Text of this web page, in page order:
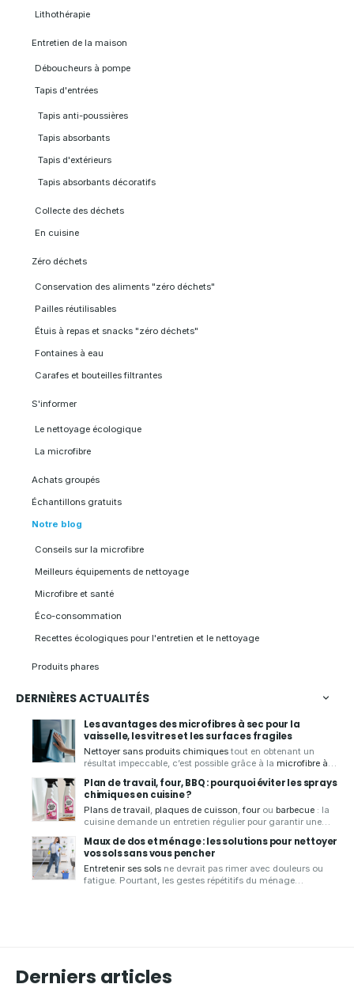
Lithothérapie
Entretien de la maison
Déboucheurs à pompe
Tapis d'entrées
Tapis anti-poussières
Tapis absorbants
Tapis d'extérieurs
Tapis absorbants décoratifs
Collecte des déchets
En cuisine
Zéro déchets
Conservation des aliments "zéro déchets"
Pailles réutilisables
Étuis à repas et snacks "zéro déchets"
Fontaines à eau
Carafes et bouteilles filtrantes
S'informer
Le nettoyage écologique
La microfibre
Achats groupés
Échantillons gratuits
Notre blog
Conseils sur la microfibre
Meilleurs équipements de nettoyage
Microfibre et santé
Éco-consommation
Recettes écologiques pour l'entretien et le nettoyage
Produits phares
DERNIÈRES ACTUALITÉS
Les avantages des microfibres à sec pour la
vaisselle, les vitres et les surfaces fragiles
Nettoyer sans produits chimiques tout en obtenant un
résultat impeccable, c’est possible grâce à la microfibre à
déchet, vous présente seschiffons microfibres de qualité,
conçus pouressuyer,faire briller
surfaces sans laisser de traces.
Plan de travail, four, BBQ : pourquoi éviter les sprays
chimiques en cuisine ?
Plans de travail, plaques de cuisson,four ou barbecue : la
cuisine demande un entretien régulier pour garantir une
solutions d'entretien écologiques et zéro déchet, vous
présente lesavantages d'un spray nettoyant écologique
pournettoyer votre cuisineen toute sérénité.
Maux de dos et ménage : les solutions pour nettoyer
vos sols sans vous pencher
Entretenir ses sols ne devrait pas rimer avec douleurs ou
fatigue. Pourtant, les gestes répétitifs du ménage
Derniers articles